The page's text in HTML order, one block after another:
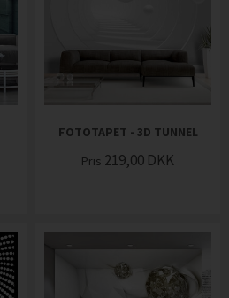
FOTOTAPET - 3D TUNNEL
Pris 219,00 DKK